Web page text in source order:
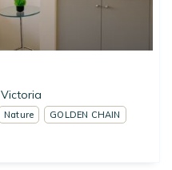
Victoria
Nature
GOLDEN CHAIN